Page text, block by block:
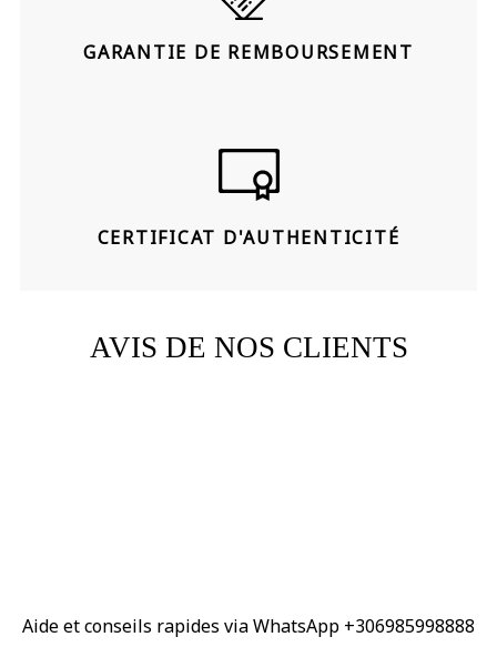
GARANTIE DE REMBOURSEMENT
CERTIFICAT D'AUTHENTICITÉ
AVIS DE NOS CLIENTS
Aide et conseils rapides via WhatsApp +306985998888